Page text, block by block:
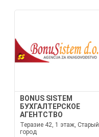
BONUS SISTEM
БУХГАЛТЕРСКОЕ
АГЕНТСТВО
Теразие 42, 1 этаж, Старый
город